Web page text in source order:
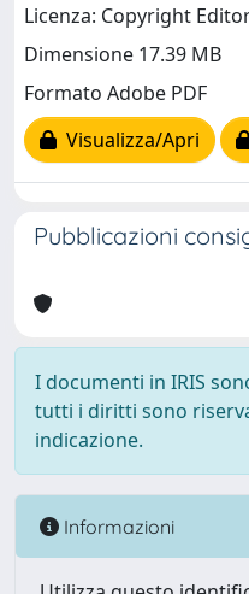
Licenza: Copyright
Dimensione 17.39 MB
Formato Adobe PDF
Visualizza/Apri
Pubblicazioni
I documenti in IRIS
tutti i diritti sono
indicazione.
Informazioni